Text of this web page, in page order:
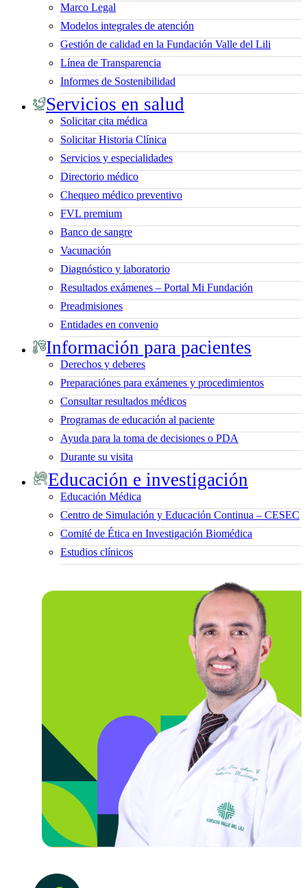
Marco Legal
Modelos integrales de atención
Gestión de calidad en la Fundación Valle del Lili
Línea de Transparencia
Informes de Sostenibilidad
Servicios en salud
Solicitar cita médica
Solicitar Historia Clínica
Servicios y especialidades
Directorio médico
Chequeo médico preventivo
FVL premium
Banco de sangre
Vacunación
Diagnóstico y laboratorio
Resultados exámenes – Portal Mi Fundación
Preadmisiones
Entidades en convenio
Información para pacientes
Derechos y deberes
Preparaciónes para exámenes y procedimientos
Consultar resultados médicos
Programas de educación al paciente
Ayuda para la toma de decisiones o PDA
Durante su visita
Educación e investigación
Educación Médica
Centro de Simulación y Educación Continua – CESEC
Comité de Ética en Investigación Biomédica
Estudios clínicos